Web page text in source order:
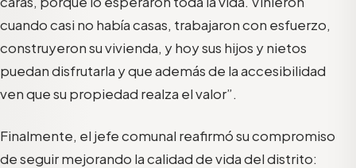
cuando casi no había casas, trabajaron con esfuerzo,
construyeron su vivienda, y hoy sus hijos y nietos
puedan disfrutarla y que además de la accesibilidad
ven que su propiedad realza el valor”.
Finalmente, el jefe comunal reafirmó su compromiso
de seguir mejorando la calidad de vida del distrito: